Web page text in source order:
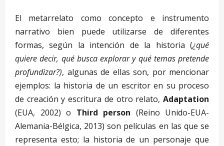
El metarrelato como concepto e instrumento
narrativo bien puede utilizarse de diferentes
formas, según la intención de la historia (¿qué
quiere decir, qué busca explorar y qué temas pretende
profundizar?), algunas de ellas son, por mencionar
ejemplos: la historia de un escritor en su proceso
de creación y escritura de otro relato, Adaptation
(EUA, 2002) o Third person (Reino Unido-EUA-
Alemania-Bélgica, 2013) son películas en las que se
representa esto; la historia de un personaje que